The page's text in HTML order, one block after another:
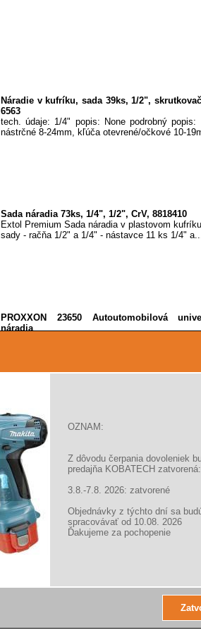
OZNAM:
Z dôvodu čerpania dovoleniek
predajňa KOBATECH zatvorená:
3.8.-7.8. 2026: zatvorené
Objednávky z týchto dní sa
spracovávať od 10.08. 2026
Ďakujeme za pochopenie
Náradie v kufríku, sada 39ks, 1/2",
6563
tech. údaje: 1/4" popis: None podrobný
nástrčné 8-24mm, kľúča otevrené/očkové 10-
Sada náradia 73ks, 1/4", 1/2", CrV, 8818410
Extol Premium Sada náradia v plastovom
sady - račňa 1/2" a 1/4" - nástavce 11 ks 1/4"
PROXXON 23650 Autoutomobilová
náradia
Proxxon univerzálna automobilová súprava
Extol Craft Sada náradia 8ks, kufrík, CrV, 6580
Extol Craft 6580 Sada náradia 8ks, kufrík,
skrutkovač (-)5,0 x 100 mm, (+)PH1 x 100 mm...
Stanley 2-99-055 1/4" Sada náradia - 70 dielna
Stanley 2-99-055 1/4" Sada náradia - 70 dielna